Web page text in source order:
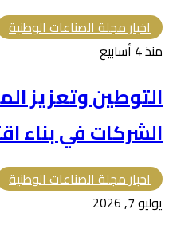
اخبار مجلة الصناعات الوطنية
منذ 4 أسابيع
التوطين وتعزيز
الشركات في بناء
اخبار مجلة الصناعات الوطنية
يوليو 7, 2026